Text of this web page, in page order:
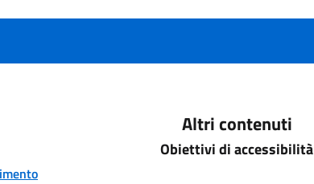
Altri contenuti
Obiettivi di accessibilità